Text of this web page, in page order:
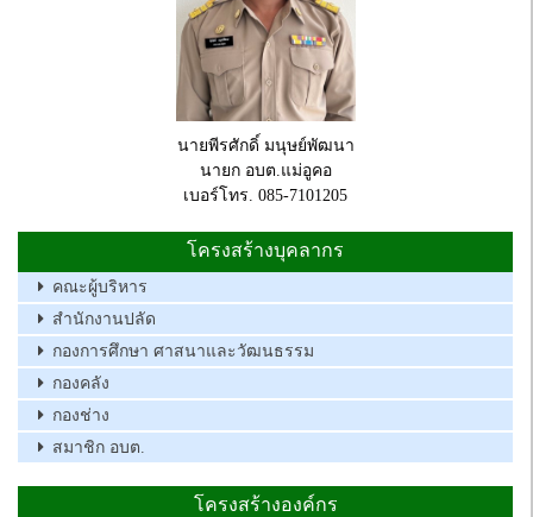
นายพีรศักดิ์ มนุษย์พัฒนา
นายก อบต.แม่อูคอ
เบอร์โทร. 085-7101205
โครงสร้างบุคลากร
คณะผู้บริหาร
สำนักงานปลัด
กองการศึกษา ศาสนาและวัฒนธรรม
กองคลัง
กองช่าง
สมาชิก อบต.
โครงสร้างองค์กร